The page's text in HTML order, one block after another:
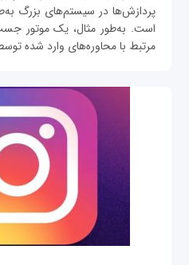
پردازش‌ها در سیستم‌های بزرگ
است. به‌طور مثال، یک موتور
مرتبط با محاوره‌های وارد شده